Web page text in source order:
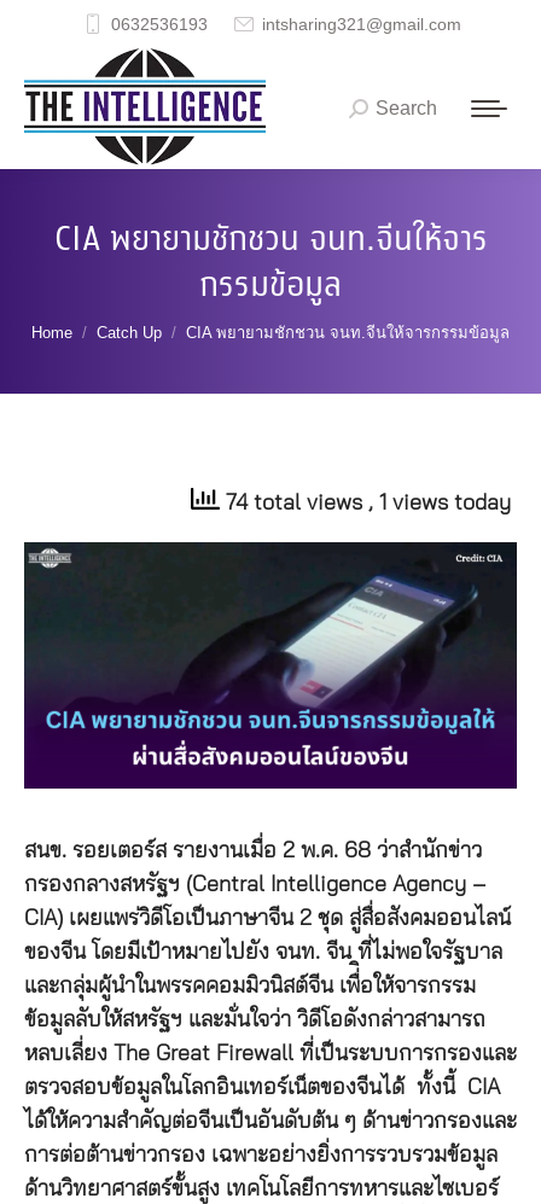
0632536193 intsharing321@gmail.com
Search:
Search
CIA พยายามชักชวน จนท.จีนให้จาร
กรรมข้อมูล
You are here:
Home Catch Up CIA พยายามชักชวน จนท.จีนให้จารกรรมข้อมูล
74 total views , 1 views today
สนข. รอยเตอร์ส รายงานเมื่อ 2 พ.ค. 68 ว่าสำนักข่าว
กรองกลางสหรัฐฯ (Central Intelligence Agency –
CIA) เผยแพร่วิดีโอเป็นภาษาจีน 2 ชุด สู่สื่อสังคมออนไลน์
ของจีน โดยมีเป้าหมายไปยัง จนท. จีน ที่ไม่พอใจรัฐบาล
และกลุ่มผู้นำในพรรคคอมมิวนิสต์จีน เพื่ิอให้จารกรรม
ข้อมูลลับให้สหรัฐฯ และมั่นใจว่า วิดีโอดังกล่าวสามารถ
หลบเลี่ยง The Great Firewall ที่เป็นระบบการกรองและ
ตรวจสอบข้อมูลในโลกอินเทอร์เน็ตของจีนได้ ทั้งนี้ CIA
ได้ให้ความสำคัญต่อจีนเป็นอันดับต้น ๆ ด้านข่าวกรองและ
การต่อต้านข่าวกรอง เฉพาะอย่างยิ่งการรวบรวมข้อมูล
ด้านวิทยาศาสตร์ขั้นสูง เทคโนโลยีการทหารและไซเบอร์